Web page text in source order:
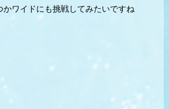
かワイドにも挑戦してみたいですね